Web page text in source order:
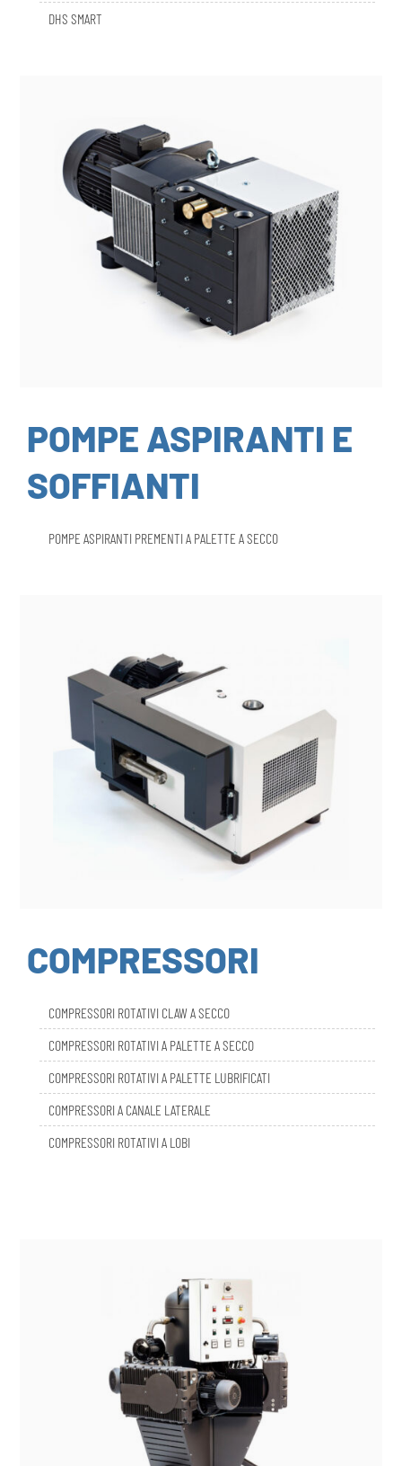
DHS SMART
POMPE ASPIRANTI E
SOFFIANTI
POMPE ASPIRANTI PREMENTI A PALETTE A SECCO
COMPRESSORI
COMPRESSORI ROTATIVI CLAW A SECCO
COMPRESSORI ROTATIVI A PALETTE A SECCO
COMPRESSORI ROTATIVI A PALETTE LUBRIFICATI
COMPRESSORI A CANALE LATERALE
COMPRESSORI ROTATIVI A LOBI